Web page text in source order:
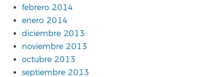
febrero 2014
enero 2014
diciembre 2013
noviembre 2013
octubre 2013
septiembre 2013